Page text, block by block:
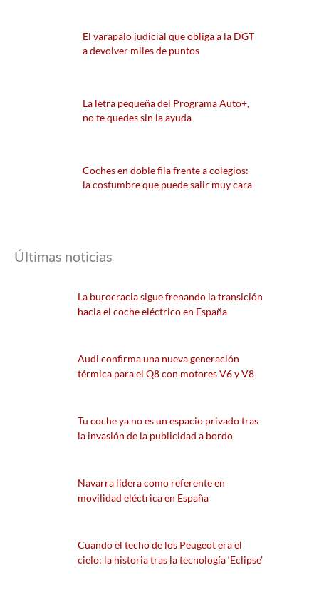
El varapalo judicial que obliga a la DGT
a devolver miles de puntos
La letra pequeña del Programa Auto+,
no te quedes sin la ayuda
Coches en doble fila frente a colegios:
la costumbre que puede salir muy cara
Últimas noticias
La burocracia sigue frenando la transición
hacia el coche eléctrico en España
Audi confirma una nueva generación
térmica para el Q8 con motores V6 y V8
Tu coche ya no es un espacio privado tras
la invasión de la publicidad a bordo
Navarra lidera como referente en
movilidad eléctrica en España
Cuando el techo de los Peugeot era el
cielo: la historia tras la tecnología ‘Eclipse’